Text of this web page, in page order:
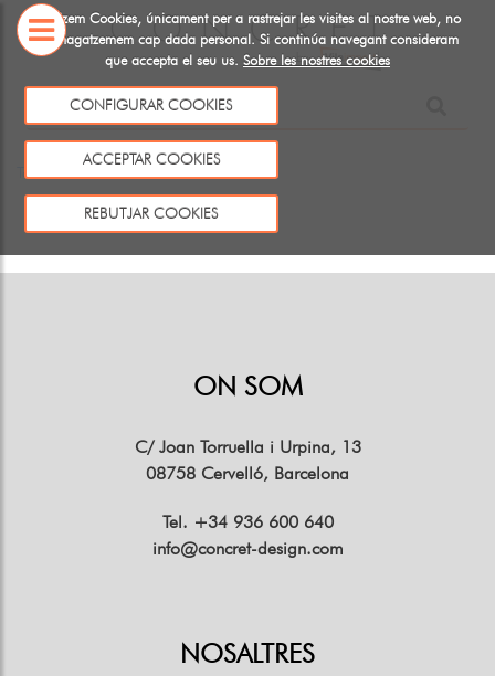
Utiltizem Cookies, únicament per a rastrejar les visites al nostre web, no
emmagatzemem cap dada personal. Si continúa navegant consideram
que accepta el seu us. Sobre les nostres cookies
CONFIGURAR COOKIES
ACCEPTAR COOKIES
REBUTJAR COOKIES
SOBRE
Aquest producte no existeix o no està a la venda
Tornar
ON SOM
C/ Joan Torruella i Urpina, 13
08758 Cervelló, Barcelona
Tel. +34 936 600 640
info@concret-design.com
NOSALTRES